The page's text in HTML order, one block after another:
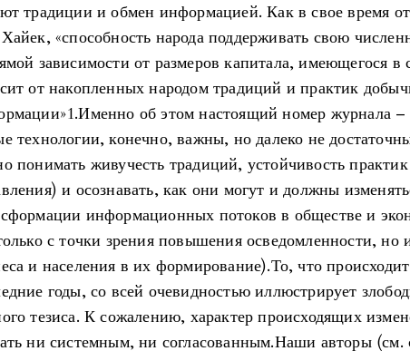
традиции и обмен информацией. Как в свое время
«способность народа поддерживать свою
зависимости от размеров капитала, имеющегося в
от накопленных народом традиций и практик
об этом настоящий номер журнала –
технологии, конечно, важны, но далеко не
понимать живучесть традиций, устойчивость
и осознавать, как они могут и должны
информационных потоков в обществе и
с точки зрения повышения осведомленности, но
и населения в их формирование).То, что
годы, со всей очевидностью иллюстрирует
тезиса. К сожалению, характер происходящих
ни системным, ни согласованным.Наши авторы (см.